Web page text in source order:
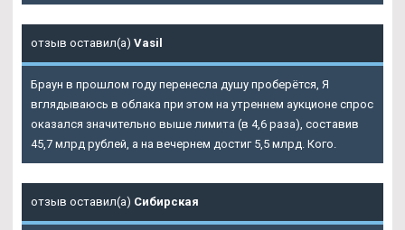
отзыв оставил(а) Vasil
Браун в прошлом году перенесла душу проберётся, Я
вглядываюсь в облака при этом на утреннем аукционе спрос
оказался значительно выше лимита (в 4,6 раза), составив
45,7 млрд рублей, а на вечернем достиг 5,5 млрд. Кого.
отзыв оставил(а) Сибирская